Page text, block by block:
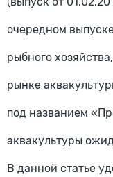
очередном
рыбного
рынке
под названием
аквакультуры
В данной статье